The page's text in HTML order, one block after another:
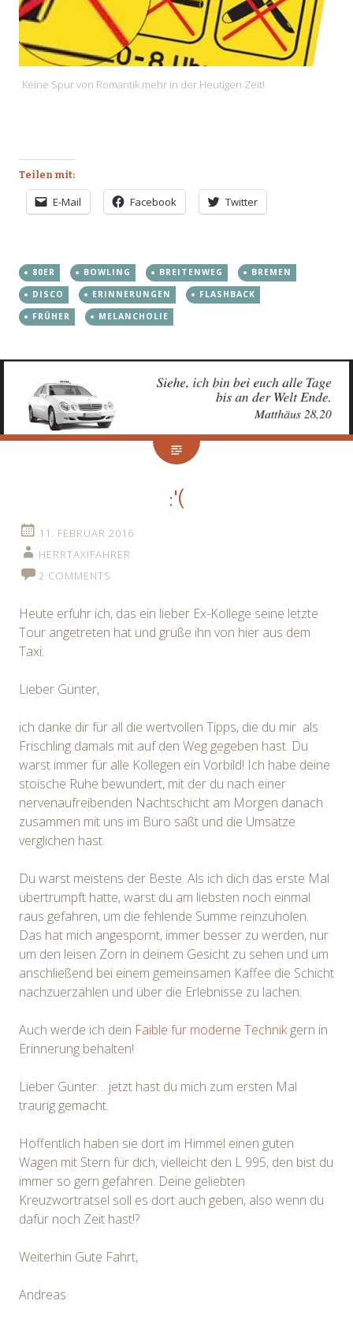
Keine Spur von Romantik mehr in der Heutigen Zeit!
Teilen mit:
E-Mail Facebook Twitter
80ER BOWLING BREITENWEG
BREMEN
DISCO
ERINNERUNGEN
FLASHBACK
FRÜHER
MELANCHOLIE
:'(
11. FEBRUAR 2016
HERRTAXIFAHRER
2 COMMENTS
Heute erfuhr ich, das ein lieber Ex-Kollege seine letzte
Tour angetreten hat und grüße ihn von hier aus dem
Taxi:
Lieber Günter,
ich danke dir für all die wertvollen Tipps, die du mir als
Frischling damals mit auf den Weg gegeben hast. Du
warst immer für alle Kollegen ein Vorbild! Ich habe deine
stoische Ruhe bewundert, mit der du nach einer
nervenaufreibenden Nachtschicht am Morgen danach
zusammen mit uns im Büro saßt und die Umsätze
verglichen hast.
Du warst meistens der Beste. Als ich dich das erste Mal
übertrumpft hatte, wärst du am liebsten noch einmal
raus gefahren, um die fehlende Summe reinzuholen.
Das hat mich angespornt, immer besser zu werden, nur
um den leisen Zorn in deinem Gesicht zu sehen und um
anschließend bei einem gemeinsamen Kaffee die Schicht
nachzuerzählen und über die Erlebnisse zu lachen.
Auch werde ich dein Faible für moderne Technikgern in
Erinnerung behalten!
Lieber Günter… jetzt hast du mich zum ersten Mal
traurig gemacht.
Hoffentlich haben sie dort im Himmel einen guten
Wagen mit Stern für dich, vielleicht den L 995, den bist du
immer so gern gefahren. Deine geliebten
Kreuzworträtsel soll es dort auch geben, also wenn du
dafür noch Zeit hast!?
Weiterhin Gute Fahrt,
Andreas